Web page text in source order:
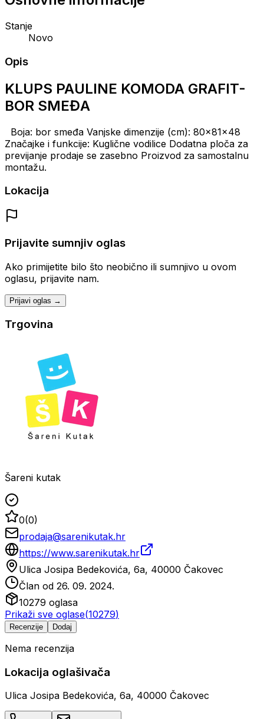
Stanje
Novo
Opis
KLUPS PAULINE KOMODA GRAFIT-
BOR SMEĐA
Boja: bor smeđa Vanjske dimenzije (cm): 80x81x48
Značajke i funkcije: Kuglične vodilice Dodatna ploča za
previjanje prodaje se zasebno Proizvod za samostalnu
montažu.
Lokacija
Prijavite sumnjiv oglas
Ako primijetite bilo što neobično ili sumnjivo u ovom
oglasu, prijavite nam.
Prijavi oglas →
Trgovina
Šareni kutak
0(0)
prodaja@sarenikutak.hr
https://www.sarenikutak.hr
Ulica Josipa Bedekovića, 6a, 40000 Čakovec
Član od 26. 09. 2024.
10279 oglasa
Prikaži sve oglase(10279)
Recenzije Dodaj
Nema recenzija
Lokacija oglašivača
Ulica Josipa Bedekovića, 6a, 40000 Čakovec